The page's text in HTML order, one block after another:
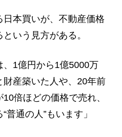
本買いが、不動産価格
いう見方がある。
、1億円から1億5000万
財産築いた人や、20年前
倍ほどの価格で売れ、
普通の人”もいます」